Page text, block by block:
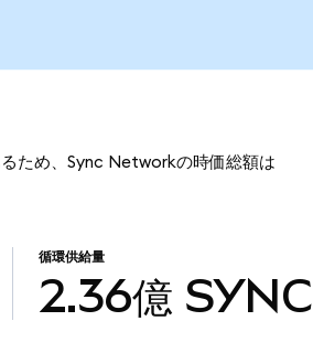
ため、Sync Networkの時価総額は
循環供給量
2.36億 SYNC